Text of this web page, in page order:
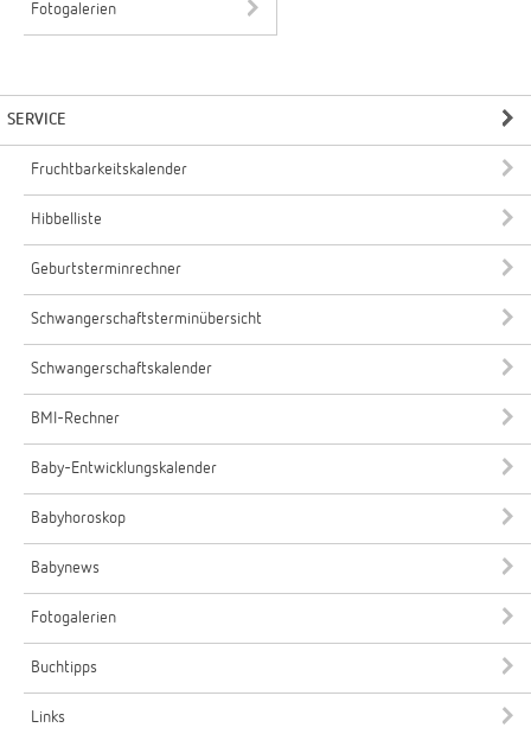
Fotogalerien
SERVICE
Fruchtbarkeitskalender
Hibbelliste
Geburtsterminrechner
Schwangerschaftsterminübersicht
Schwangerschaftskalender
BMI-Rechner
Baby-Entwicklungskalender
Babyhoroskop
Babynews
Fotogalerien
Buchtipps
Links